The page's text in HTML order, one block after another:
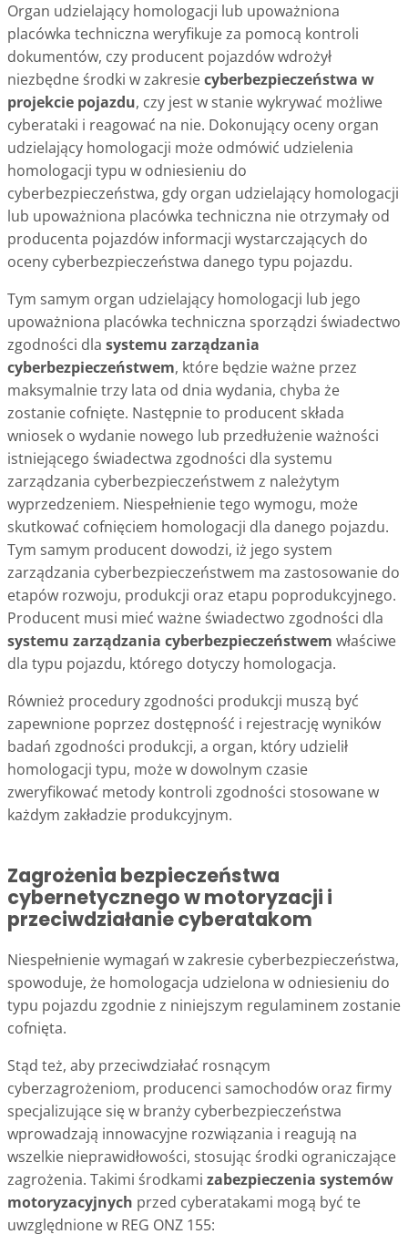
Organ udzielający homologacji lub upoważniona
placówka techniczna weryfikuje za pomocą kontroli
dokumentów, czy producent pojazdów wdrożył
niezbędne środki w zakresiecyberbezpieczeństwa w
projekcie pojazdu, czy jest w stanie wykrywać możliwe
cyberataki i reagować na nie. Dokonujący oceny organ
udzielający homologacji może odmówić udzielenia
homologacji typu w odniesieniu do
cyberbezpieczeństwa, gdy organ udzielający homologacji
lub upoważniona placówka techniczna nie otrzymały od
producenta pojazdów informacji wystarczających do
oceny cyberbezpieczeństwa danego typu pojazdu.
Tym samym organ udzielający homologacji lub jego
upoważniona placówka techniczna sporządzi świadectwo
zgodności dla systemu zarządzania
cyberbezpieczeństwem, które będzie ważne przez
maksymalnie trzy lata od dnia wydania, chyba że
zostanie cofnięte. Następnie to producent składa
wniosek o wydanie nowego lub przedłużenie ważności
istniejącego świadectwa zgodności dla systemu
zarządzania cyberbezpieczeństwem z należytym
wyprzedzeniem. Niespełnienie tego wymogu, może
skutkować cofnięciem homologacji dla danego pojazdu.
Tym samym producent dowodzi, iż jego system
zarządzania cyberbezpieczeństwem ma zastosowanie do
etapów rozwoju, produkcji oraz etapu poprodukcyjnego.
Producent musi mieć ważne świadectwo zgodności dla
systemu zarządzania cyberbezpieczeństwem właściwe
dla typu pojazdu, którego dotyczy homologacja.
Również procedury zgodności produkcji muszą być
zapewnione poprzez dostępność i rejestrację wyników
badań zgodności produkcji, a organ, który udzielił
homologacji typu, może w dowolnym czasie
zweryfikować metody kontroli zgodności stosowane w
każdym zakładzie produkcyjnym.
Zagrożenia bezpieczeństwa
cybernetycznego w motoryzacji i
przeciwdziałanie cyberatakom
Niespełnienie wymagań w zakresie cyberbezpieczeństwa,
spowoduje, że homologacja udzielona w odniesieniu do
typu pojazdu zgodnie z niniejszym regulaminem zostanie
cofnięta.
Stąd też, aby przeciwdziałać rosnącym
cyberzagrożeniom, producenci samochodów oraz firmy
specjalizujące się w branży cyberbezpieczeństwa
wprowadzają innowacyjne rozwiązania i reagują na
wszelkie nieprawidłowości, stosując środki ograniczające
zagrożenia. Takimi środkami zabezpieczenia systemów
motoryzacyjnych przed cyberatakami mogą być te
uwzględnione w REG ONZ 155: